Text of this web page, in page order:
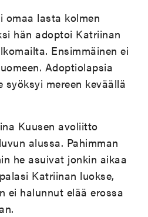
omaa lasta kolmen
hän adoptoi Katriinan
Ensimmäinen ei
Adoptiolapsia
mereen keväällä
Kuusen avoliitto
alussa. Pahimman
he asuivat jonkin aikaa
Katriinan luokse,
ei halunnut elää erossa